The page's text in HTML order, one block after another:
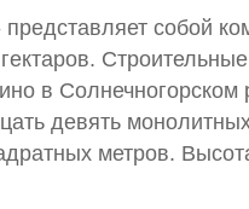
собой
в
девять
метров.